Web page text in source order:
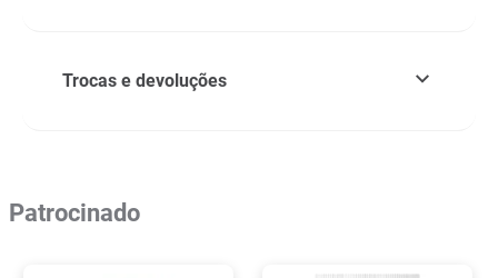
Trocas e devoluções
Patrocinado